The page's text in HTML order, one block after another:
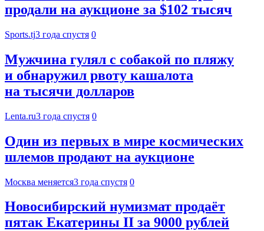
продали на аукционе за $102 тысяч
Sports.tj3 года спустя 0
Мужчина гулял с собакой по пляжу
и обнаружил рвоту кашалота
на тысячи долларов
Lenta.ru3 года спустя 0
Один из первых в мире космических
шлемов продают на аукционе
Москва меняется3 года спустя 0
Новосибирский нумизмат продаёт
пятак Екатерины II за 9000 рублей